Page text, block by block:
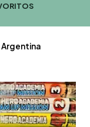
Argentina